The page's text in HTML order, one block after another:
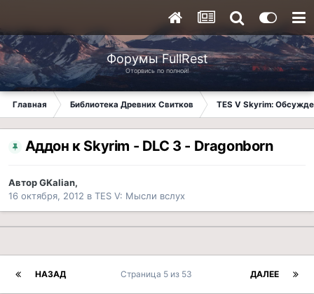
Форумы FullRest
Оторвись по полной!
Главная Библиотека Древних Свитков TES V Skyrim:
Аддон к Skyrim - DLC 3 - Dragonborn
АвторGKalian,
16 октября, 2012 в TES V: Мысли вслух
НАЗАД ДАЛЕЕ
Страница 5 из 53